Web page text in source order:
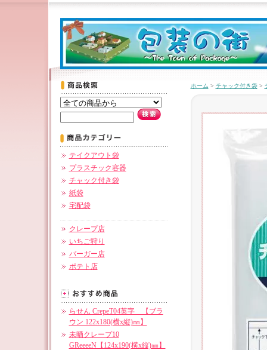
テイクアウト袋
プラスチック容器
チャック付き袋
紙袋
宅配袋
クレープ店
いちご狩り
バーガー店
ポテト店
らせん CrepeT04英字 【ブラ
ウン 122x180(横x縦)㎜】
未晒クレープ10
GReeeeN【124x190(横x縦)㎜】
ホーム > チャック付き袋>